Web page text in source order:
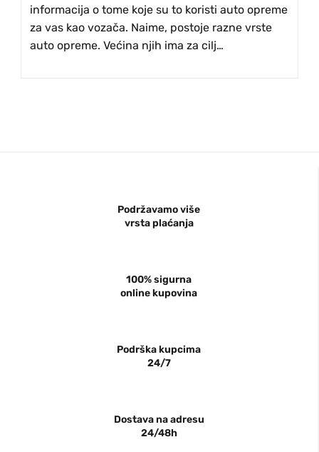
informacija o tome koje su to koristi auto opreme
za vas kao vozača. Naime, postoje razne vrste
auto opreme. Većina njih ima za cilj…
Podržavamo više
vrsta plaćanja
100% sigurna
online kupovina
Podrška kupcima
24/7
Dostava na adresu
24/48h